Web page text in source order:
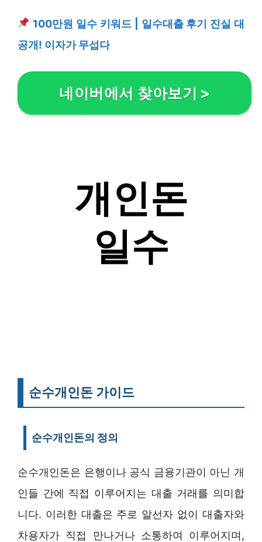
100만원 일수 키워드 | 일수대출 후기 진실 대
공개! 이자가 무섭다
네이버에서 찾아보기 >
순수개인돈 가이드
순수개인돈의 정의
순수개인돈은 은행이나 공식 금융기관이 아닌 개
인들 간에 직접 이루어지는 대출 거래를 의미합
니다. 이러한 대출은 주로 알선자 없이 대출자와
차용자가 직접 만나거나 소통하여 이루어지며,